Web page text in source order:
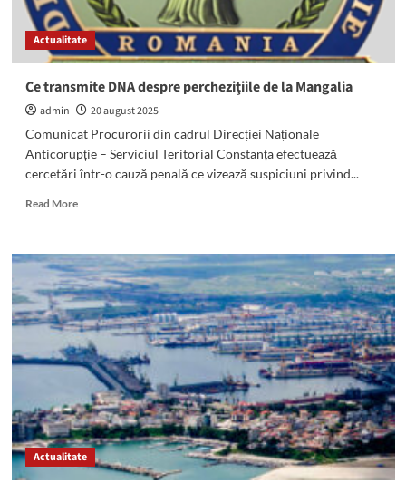
judiciar:
Decizia
poate
fi
de
procurori
Actualitate
Ce transmite DNA despre perchezițiile de la Mangalia
admin
20 august 2025
Comunicat Procurorii din cadrul Direcției Naționale
Anticorupție – Serviciul Teritorial Constanța efectuează
cercetări într-o cauză penală ce vizează suspiciuni privind...
Read MoreRead
Ce
transmite
DNA
despre
perchezițiile
de
la
Mangalia
Actualitate